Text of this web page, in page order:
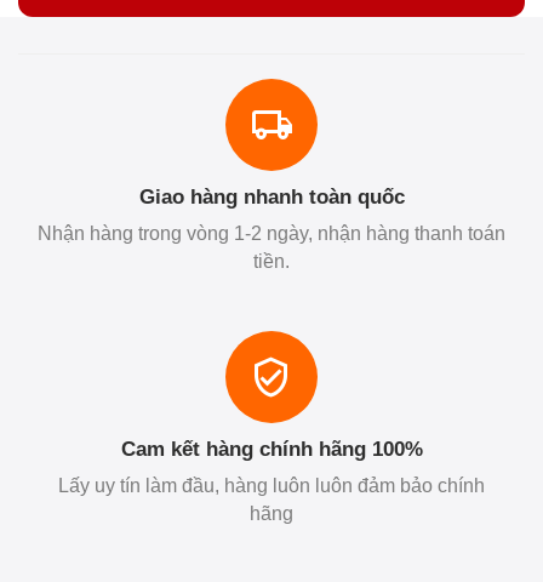
Giao hàng nhanh toàn quốc
Nhận hàng trong vòng 1-2 ngày, nhận hàng thanh toán
tiền.
Cam kết hàng chính hãng 100%
Lấy uy tín làm đầu, hàng luôn luôn đảm bảo chính
hãng